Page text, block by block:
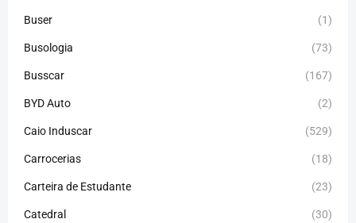
Buser (1)
Busologia (73)
Busscar (167)
BYD Auto (2)
Caio Induscar (529)
Carrocerias (18)
Carteira de Estudante (23)
Catedral (30)